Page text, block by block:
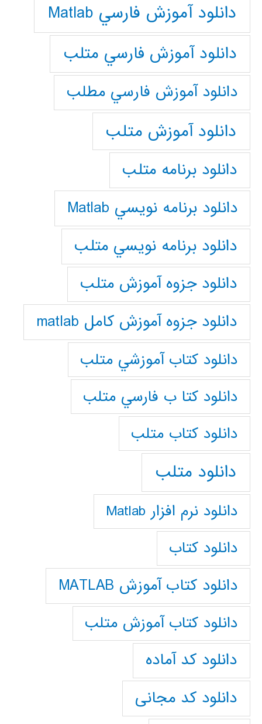
دانلود آموزش فارسي Matlab
دانلود آموزش فارسي متلب
دانلود آموزش فارسي مطلب
دانلود آموزش متلب
دانلود برنامه متلب
دانلود برنامه نويسي Matlab
دانلود برنامه نويسي متلب
دانلود جزوه آموزش متلب
دانلود جزوه آموزش کامل matlab
دانلود كتاب آموزشي متلب
دانلود كتا ب فارسي متلب
دانلود كتاب متلب
دانلود متلب
دانلود نرم افزار Matlab
دانلود کتاب
دانلود کتاب آموزش MATLAB
دانلود کتاب آموزش متلب
دانلود کد آماده
دانلود کد مجانی